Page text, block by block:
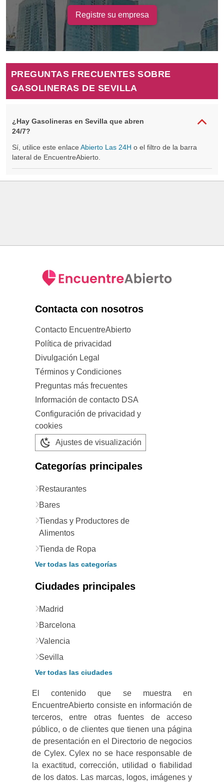
Registre su empresa
PREGUNTAS FRECUENTES SOBRE
GASOLINERAS DE SEVILLA
¿Hay Gasolineras en Sevilla que abren
24/7?
Sí, utilice este enlace Abierto Las 24H o el filtro de la barra
lateral de EncuentreAbierto.
Contacta con nosotros
Contacto EncuentreAbierto
Política de privacidad
Divulgación Legal
Términos y Condiciones
Preguntas más frecuentes
Información de contacto DSA
Configuración de privacidad y
cookies
Ajustes de visualización
Categorías principales
Restaurantes
Bares
Tiendas y Productores de
Alimentos
Tienda de Ropa
Ver todas las categorías
Ciudades principales
Madrid
Barcelona
Valencia
Sevilla
Ver todas las ciudades
El contenido que se muestra en
EncuentreAbierto consiste en información de
terceros, entre otras fuentes de acceso
público, o de clientes que tienen una página
de presentación en el Directorio de negocios
de Cylex. Cylex no se hace responsable de
la exactitud, corrección, utilidad o fiabilidad
de los datos. Las marcas, logos, imágenes y